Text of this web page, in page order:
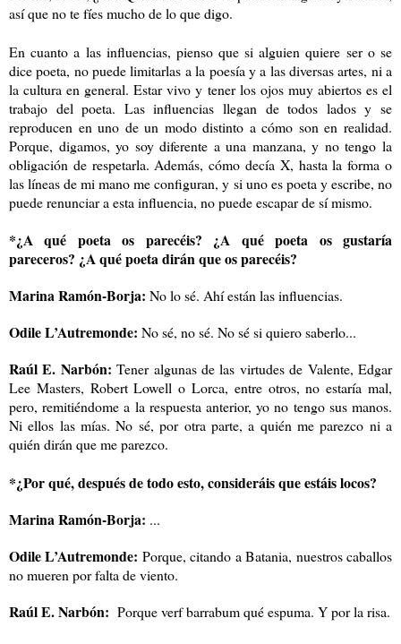
así que no te fíes mucho de lo que digo.
En cuanto a las influencias, pienso que si alguien quiere ser o se
dice poeta, no puede limitarlas a la poesía y a las diversas artes, ni a
la cultura en general. Estar vivo y tener los ojos muy abiertos es el
trabajo del poeta. Las influencias llegan de todos lados y se
reproducen en uno de un modo distinto a cómo son en realidad.
Porque, digamos, yo soy diferente a una manzana, y no tengo la
obligación de respetarla. Además, cómo decía X, hasta la forma o
las líneas de mi mano me configuran, y si uno es poeta y escribe, no
puede renunciar a esta influencia, no puede escapar de sí mismo.
*¿A qué poeta os parecéis? ¿A qué poeta os gustaría
pareceros? ¿A qué poeta dirán que os parecéis?
Marina Ramón-Borja: No lo sé. Ahí están las influencias.
Odile L’Autremonde: No sé, no sé. No sé si quiero saberlo...
Raúl E. Narbón: Tener algunas de las virtudes de Valente, Edgar
Lee Masters, Robert Lowell o Lorca, entre otros, no estaría mal,
pero, remitiéndome a la respuesta anterior, yo no tengo sus manos.
Ni ellos las mías. No sé, por otra parte, a quién me parezco ni a
quién dirán que me parezco.
*¿Por qué, después de todo esto, consideráis que estáis locos?
Marina Ramón-Borja: ...
Odile L’Autremonde: Porque, citando a Batania, nuestros caballos
no mueren por falta de viento.
Raúl E. Narbón: Porque verf barrabum qué espuma. Y por la risa.